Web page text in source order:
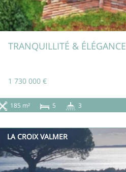
TRANQUILLITÉ & ÉLÉGANCE
1 730 000 €
185 m² 5 3
LA CROIX VALMER